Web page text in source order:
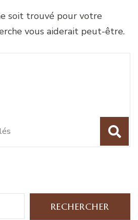
soit trouvé pour votre
vous aiderait peut-être.
RECHERCHER